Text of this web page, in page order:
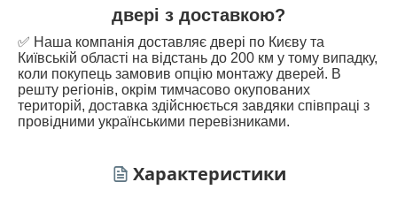
двері з доставкою?
✅ Наша компанія доставляє двері по Києву та
Київській області на відстань до 200 км у тому випадку,
коли покупець замовив опцію монтажу дверей. В
решту регіонів, окрім тимчасово окупованих
територій, доставка здійснюється завдяки співпраці з
провідними українськими перевізниками.
Характеристики